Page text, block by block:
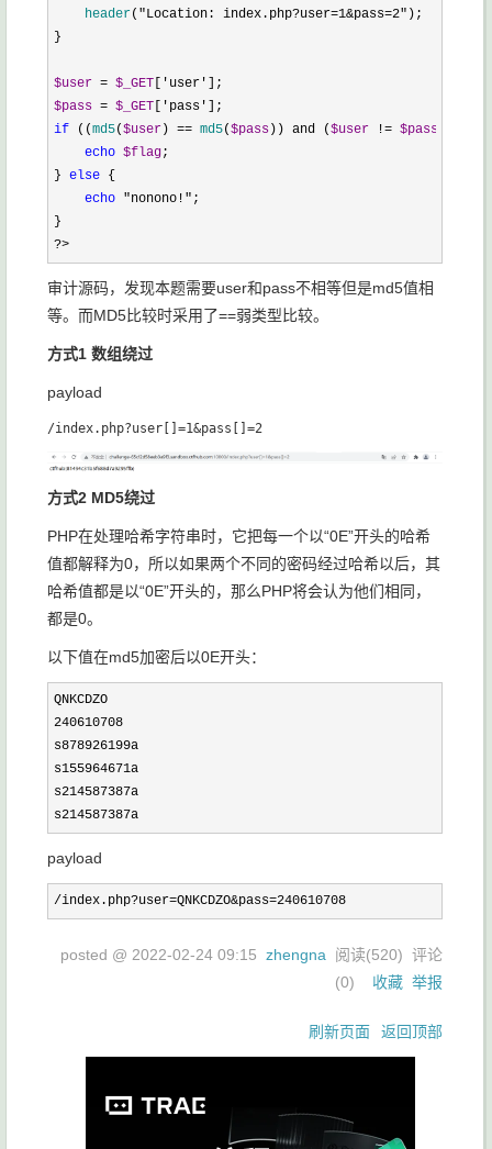
header("Location: index.php?user=1&pass=2" );
}
$user = $_GET ['user'
$pass = $_GET ['pass'
if ((md5($user) == md5($pass)) and ($user != $pass
echo $flag;
} else {
echo "nonono!" ;
?>
审计源码，发现本题需要user和pass不相等但是md5值相
等。而MD5比较时采用了==弱类型比较。
方式1 数组绕过
payload
方式2 MD5绕过
PHP在处理哈希字符串时，它把每一个以“0E”开头的哈希
值都解释为0，所以如果两个不同的密码经过哈希以后，其
哈希值都是以“0E”开头的，那么PHP将会认为他们相同，
都是0。
以下值在md5加密后以0E开头：
240610708
s878926199a
s155964671a
s214587387a
s214587387a
payload
/index.php?user=QNKCDZO&pass=240610708
posted @ 2022-02-24 09:15 zhengna 阅读(520) 评论
(0) 收藏 举报
刷新页面 返回顶部